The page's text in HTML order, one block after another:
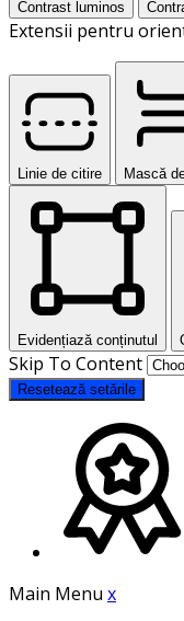
Contrast luminos
Extensii pentru
Linie de citire Mască
Evidențiază conținutul
Skip To Content
Resetează setările
Main Menu x